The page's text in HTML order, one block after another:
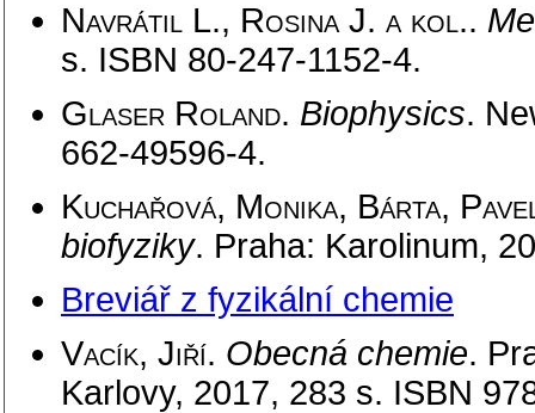
Navrátil L., Rosina J. a kol..
s. ISBN 80-247-1152-4.
Glaser Roland. Biophysics.
662-49596-4.
Kuchařová, Monika, Bárta,
biofyziky. Praha: Karolinum,
Breviář z fyzikální chemie
Vacík, Jiří. Obecná chemie.
Karlovy, 2017, 283 s. ISBN